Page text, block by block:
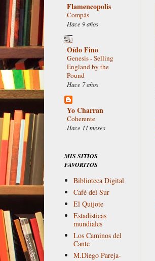
Flamencopolis
Compás
Hace 9 años
Oído Fino
Genesis - Selling
England by the
Pound
Hace 7 años
Yo Charran
Coherente
Hace 11 meses
MIS SITIOS
FAVORITOS
Biblioteca Digital
Café del Sur
El Quijote
Estadisticas
mundiales
Los Caminos del
Cante
M.Diego Pareja-